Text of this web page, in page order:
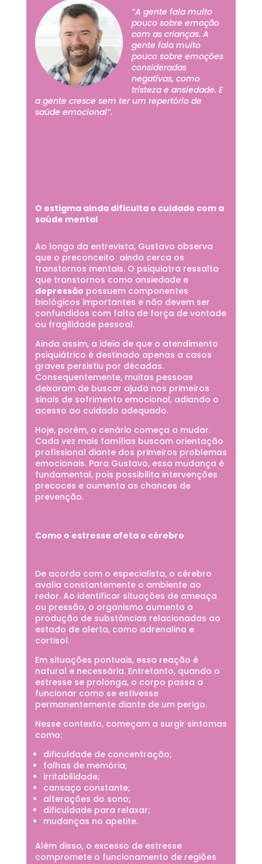
“A gente fala muito
pouco sobre emoção
com as crianças. A
gente fala muito
pouco sobre emoções
consideradas
negativas, como
tristeza e ansiedade. E
a gente cresce sem ter um repertório de
saúde emocional”.
O estigma ainda dificulta o cuidado com a
saúde mental
Ao longo da entrevista, Gustavo observa
que o preconceito ainda cerca os
transtornos mentais. O psiquiatra ressalta
que transtornos como ansiedade e
depressão possuem componentes
biológicos importantes e não devem ser
confundidos com falta de força de vontade
ou fragilidade pessoal.
Ainda assim, a ideia de que o atendimento
psiquiátrico é destinado apenas a casos
graves persistiu por décadas.
Consequentemente, muitas pessoas
deixaram de buscar ajuda nos primeiros
sinais de sofrimento emocional, adiando o
acesso ao cuidado adequado.
Hoje, porém, o cenário começa a mudar.
Cada vez mais famílias buscam orientação
profissional diante dos primeiros problemas
emocionais. Para Gustavo, essa mudança é
fundamental, pois possibilita intervenções
precoces e aumenta as chances de
prevenção.
Como o estresse afeta o cérebro
De acordo com o especialista, o cérebro
avalia constantemente o ambiente ao
redor. Ao identificar situações de ameaça
ou pressão, o organismo aumenta a
produção de substâncias relacionadas ao
estado de alerta, como adrenalina e
cortisol.
Em situações pontuais, essa reação é
natural e necessária. Entretanto, quando o
estresse se prolonga, o corpo passa a
funcionar como se estivesse
permanentemente diante de um perigo.
Nesse contexto, começam a surgir sintomas
como:
dificuldade de concentração;
falhas de memória;
irritabilidade;
cansaço constante;
alterações do sono;
dificuldade para relaxar;
mudanças no apetite.
Além disso, o excesso de estresse
compromete o funcionamento de regiões